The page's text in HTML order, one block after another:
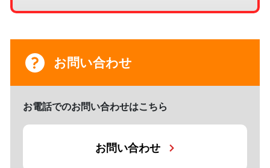
お問い合わせ
お電話でのお問い合わせはこちら
お問い合わせ